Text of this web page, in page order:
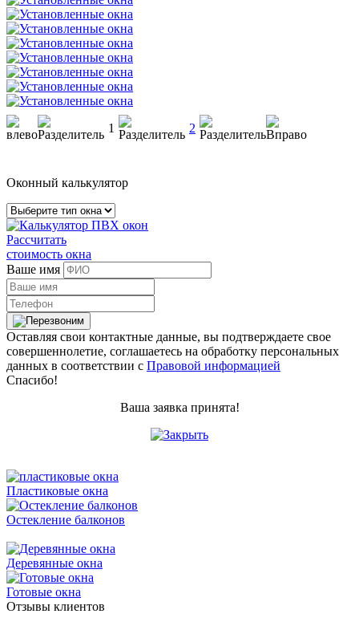
1 2
Оконный калькулятор
Рассчитать
стоимость окна
Ваше имя
Оставляя свои контактные данные, вы подтверждаете свое
совершеннолетие, соглашаетесь на обработку персональных
данных в соответствии с Правовой информацией
Спасибо!
Ваша заявка принята!
Пластиковые окна
Остекление балконов
Деревянные окна
Готовые окна
Отзывы клиентов